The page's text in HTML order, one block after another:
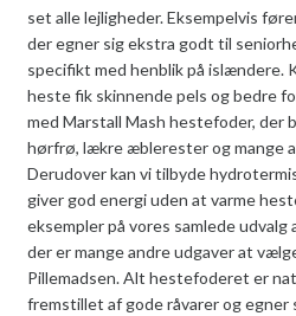
set alle lejligheder. Eksempelvis
der egner sig ekstra godt til
specifikt med henblik på islændere.
heste fik skinnende pels og bedre
med Marstall Mash hestefoder, der
hørfrø, lækre æblerester og mange
Derudover kan vi tilbyde
giver god energi uden at varme
eksempler på vores samlede
der er mange andre udgaver at
Pillemadsen. Alt hestefoderet er
fremstillet af gode råvarer og